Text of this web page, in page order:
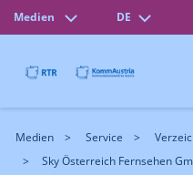
Medien DE
Medien Service
Sky Österreich Fernsehen